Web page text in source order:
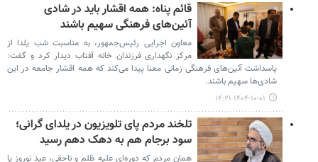
قائم پناه: همه اقشار باید در شادی
آئین‌های فرهنگی سهیم باشند
معاون اجرایی رئیس‌جمهور، به مناسبت شب یلدا از
مرکز نگهداری فرزندان خانه آفتاب دیدار کرد و گفت:
پاسداشت آئین‌های فرهنگی زمانی معنا پیدا می‌کند که همه اقشار جامعه در این
شادی‌ها سهیم باشند.
۱۴۰۴-۱۰-۰۱ ۱۴:۲۱
تلخند مردم پای تلویزیون در یلدای گرانی؛
سود برجام هم به دهک دهم رسید
همان مردم که دوره‌ای علیه ظلم و ناحقی، عید نوروز یا